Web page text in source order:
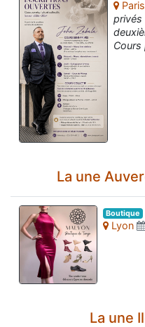
Paris
privés
Cours
La une
Boutique
Lyon
La une